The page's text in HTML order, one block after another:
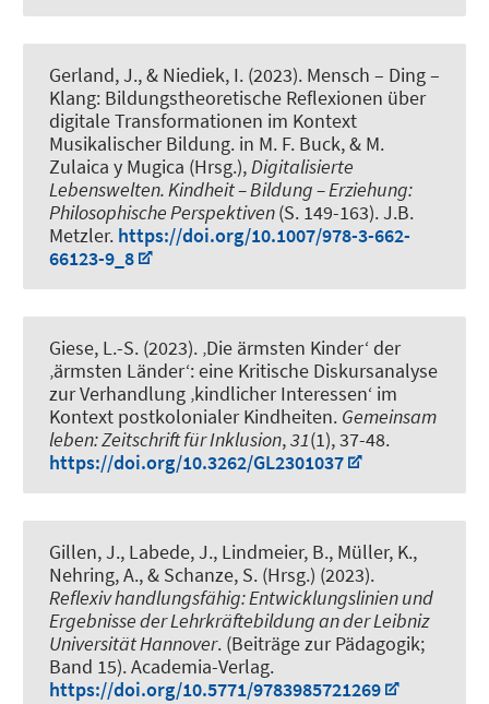
Gerland, J., & Niediek, I. (2023). Mensch – Ding –
Klang: Bildungstheoretische Reflexionen über
digitale Transformationen im Kontext
Musikalischer Bildung. in M. F. Buck, & M.
Zulaica y Mugica (Hrsg.),Digitalisierte
Lebenswelten. Kindheit – Bildung – Erziehung:
Philosophische Perspektiven(S. 149-163). J.B.
Metzler. https://doi.org/10.1007/978-3-662-
66123-9_8
Giese, L.-S. (2023). ‚Die ärmsten Kinder‘ der
‚ärmsten Länder‘: eine Kritische Diskursanalyse
zur Verhandlung ‚kindlicher Interessen‘ im
Kontext postkolonialer Kindheiten. Gemeinsam
leben: Zeitschrift für Inklusion,31(1), 37-48.
https://doi.org/10.3262/GL2301037
Gillen, J., Labede, J., Lindmeier, B., Müller, K.,
Nehring, A., & Schanze, S. (Hrsg.) (2023).
Reflexiv handlungsfähig: Entwicklungslinien und
Ergebnisse der Lehrkräftebildung an der Leibniz
Universität Hannover. (Beiträge zur Pädagogik;
Band 15). Academia-Verlag.
https://doi.org/10.5771/9783985721269